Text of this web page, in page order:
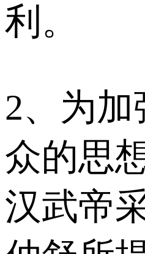
利。
2、为加
众的思
汉武帝